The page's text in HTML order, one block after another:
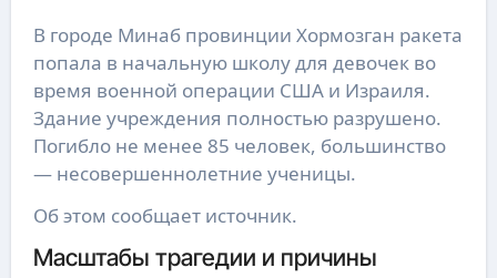
В городе Минаб провинции Хормозган ракета
попала в начальную школу для девочек во
время военной операции США и Израиля.
Здание учреждения полностью разрушено.
Погибло не менее 85 человек, большинство
— несовершеннолетние ученицы.
Об этом сообщает источник.
Масштабы трагедии и причины